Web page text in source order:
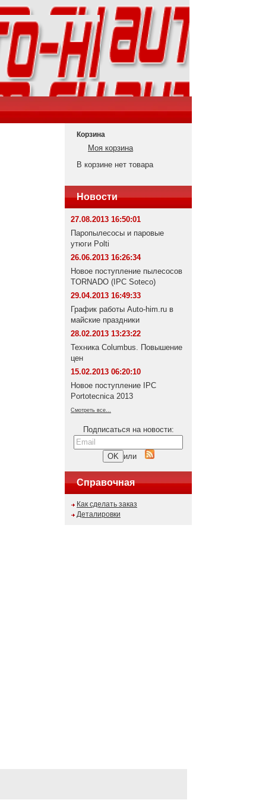
Корзина
Моя корзина
В корзине нет товара
Новости
27.08.2013 16:50:01
Паропылесосы и паровые
утюги Polti
26.06.2013 16:26:34
Новое поступление пылесосов
TORNADO (IPC Soteco)
29.04.2013 16:49:33
График работы Auto-him.ru в
майские праздники
28.02.2013 13:23:22
Техника Columbus. Повышение
цен
15.02.2013 06:20:10
Новое поступление IPC
Portotecnica 2013
Смотреть все...
Подписаться на новости:
или
Справочная
Как сделать заказ
Деталировки